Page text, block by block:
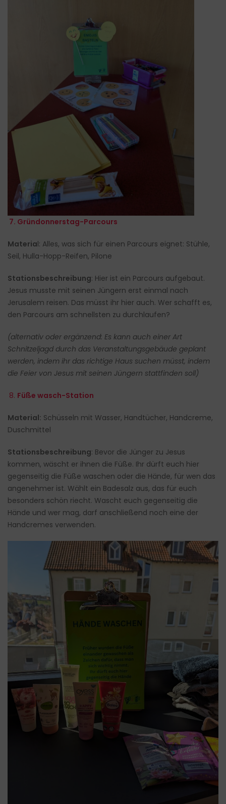
7. Gründonnerstag-Parcours
Material: Alles, was sich für einen Parcours eignet: Stühle,
Seil, Hulla-Hopp-Reifen, Pilone
Stationsbeschreibung: Hier ist ein Parcours aufgebaut.
Jesus musste mit seinen Jüngern erst einmal nach
Jerusalem reisen. Das müsst ihr hier auch. Wer schafft es,
den Parcours am schnellsten zu durchlaufen?
(alternativ oder ergänzend: Es kann auch einer Art
Schnitzeljagd durch das Veranstaltungsgebäude geplant
werden, indem ihr das richtige Haus suchen müsst, indem
die Feier von Jesus mit seinen Jüngern stattfinden soll)
8. Füße wasch-Station
Material: Schüsseln mit Wasser, Handtücher, Handcreme,
Duschmittel
Stationsbeschreibung: Bevor die Jünger zu Jesus
kommen, wäscht er ihnen die Füße. Ihr dürft euch hier
gegenseitig die Füße waschen oder die Hände, für wen das
angenehmer ist. Wählt ein Badesalz aus, das für euch
besonders schön riecht. Wascht euch gegenseitig die
Hände und wer mag, darf anschließend noch eine der
Handcremes verwenden.